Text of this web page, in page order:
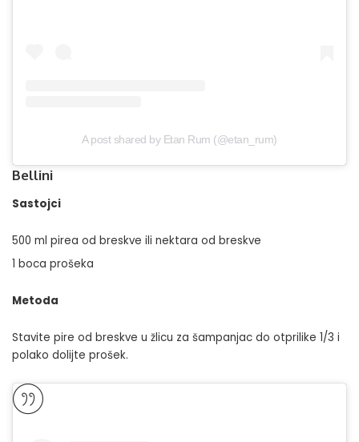
A post shared by Etan Rum (@etan_rum)
Bellini
Sastojci
500 ml pirea od breskve ili nektara od breskve
1 boca prošeka
Metoda
Stavite pire od breskve u žlicu za šampanjac do otprilike 1/3 i
polako dolijte prošek.